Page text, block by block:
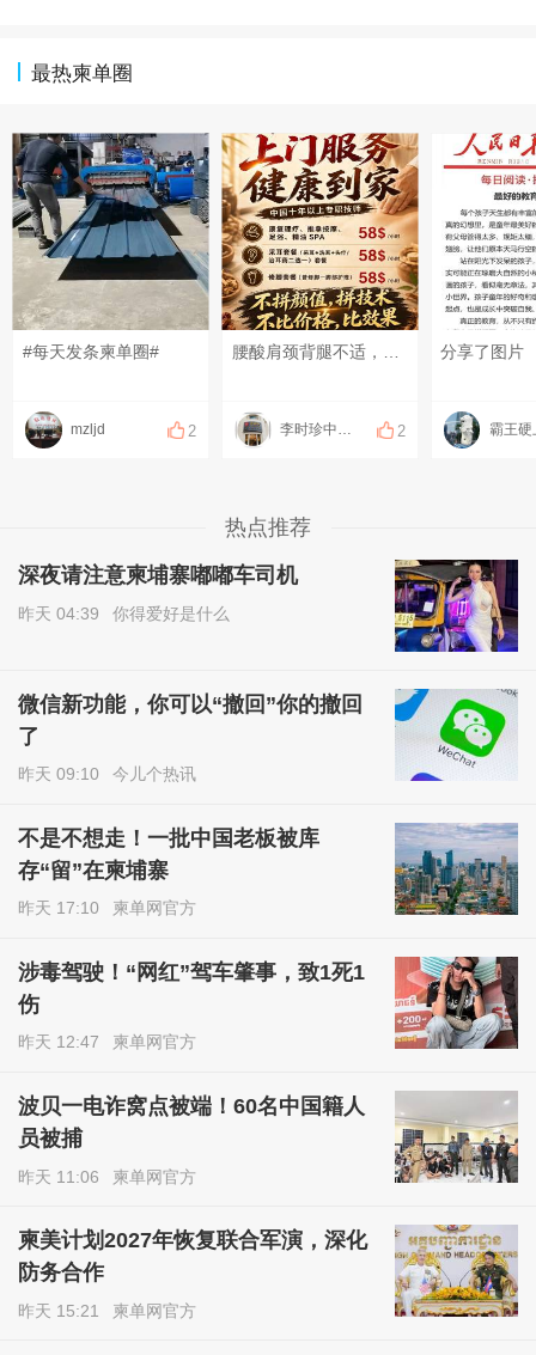
最热柬单圈
#每天发条柬单圈#
mzljd 2 李时珍中医理疗 2
分享了图片
霸王硬
热点推荐
深夜请注意柬埔寨嘟嘟车司机
昨天 04:39 你得爱好是什么
微信新功能，你可以“撤回”你的撤回
了
昨天 09:10 今儿个热讯
不是不想走！一批中国老板被库
存“留”在柬埔寨
昨天 17:10 柬单网官方
涉毒驾驶！“网红”驾车肇事，致1死1
伤
昨天 12:47 柬单网官方
波贝一电诈窝点被端！60名中国籍人
员被捕
昨天 11:06 柬单网官方
柬美计划2027年恢复联合军演，深化
防务合作
昨天 15:21 柬单网官方